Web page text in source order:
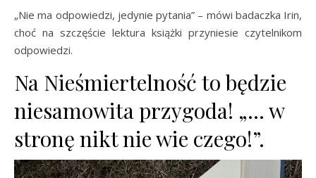
„Nie ma odpowiedzi, jedynie pytania” – mówi badaczka Irin,
choć na szczęście lektura książki przyniesie czytelnikom
odpowiedzi.
Na Nieśmiertelność to będzie
niesamowita przygoda! „… w
stronę nikt nie wie czego!”.